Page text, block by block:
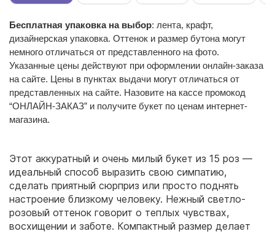
Бесплатная упаковка на выбор: лента, крафт,
дизайнерская упаковка. Оттенок и размер бутона могут
немного отличаться от представленного на фото.
Указанные цены действуют при оформлении онлайн-заказа
на сайте. Цены в пунктах выдачи могут отличаться от
представленных на сайте. Назовите на кассе промокод
“ОНЛАЙН-ЗАКАЗ” и получите букет по ценам интернет-
магазина.
Этот аккуратный и очень милый букет из 15 роз —
идеальный способ выразить свою симпатию,
сделать приятный сюрприз или просто поднять
настроение близкому человеку. Нежный светло-
розовый оттенок говорит о теплых чувствах,
восхищении и заботе. Компактный размер делает